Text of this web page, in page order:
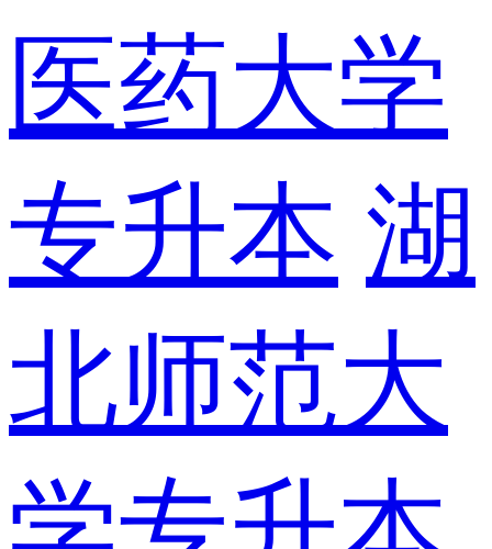
医药大学
专升本 湖
北师范大